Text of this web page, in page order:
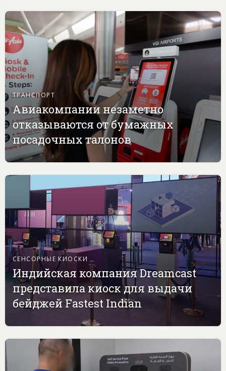
ТРАНСПОРТ
Авиакомпании незаметно
отказываются от бумажных
посадочных талонов
СЕНСОРНЫЕ КИОСКИ
Индийская компания Dreamcast
представила киоск для выдачи
бейджей Fastest Indian